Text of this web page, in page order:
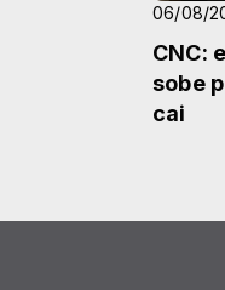
06/08/
CNC:
sobe
cai